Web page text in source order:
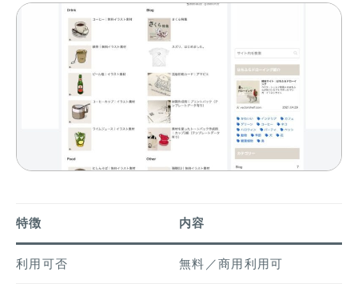
特徴 内容
利用可否 無料／商用利用可